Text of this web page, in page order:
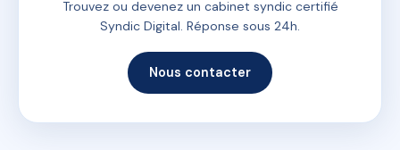
Trouvez ou devenez un cabinet syndic certifié
Syndic Digital. Réponse sous 24h.
Nous contacter